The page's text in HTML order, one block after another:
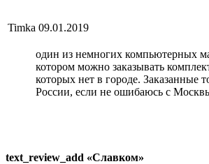
Timka 09.01.2019
один из немногих компьютерных
котором можно заказывать
которых нет в городе. Заказанные
России, если не ошибаюсь с
text_review_add «Славком»